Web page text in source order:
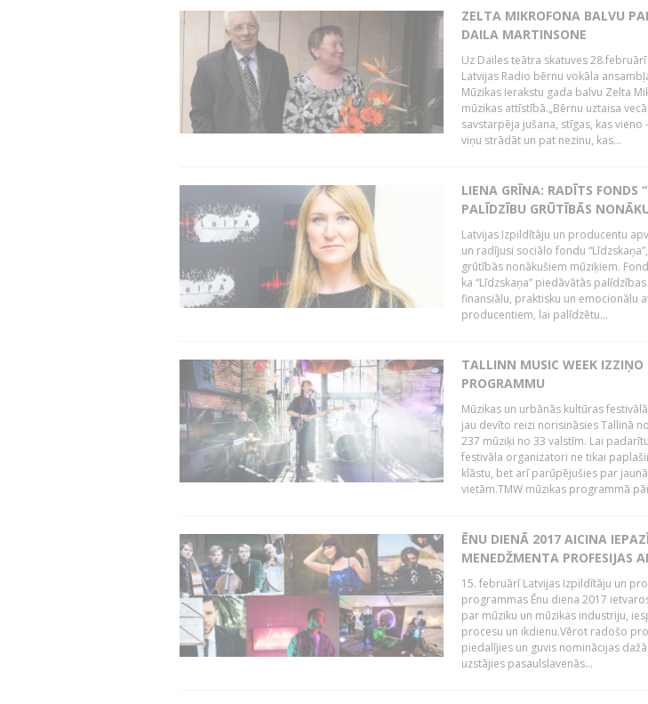
ZELTA MIKROFONA BALVU
DAILA MARTINSONE
Uz Dailes teātra skatuves
Latvijas Radio bērnu vokāla
Mūzikas ierakstu gada balvu Zelta
mūzikas attīstībā.„Bērnu uztaisa
savstarpēja jušana, stīgas, kas
viņu strādāt un pat nezinu, kas...
LIENA GRĪNA: RADĪTS FONDS
PALĪDZĪBU GRŪTĪBĀS
Latvijas Izpildītāju un producentu
un radījusi sociālo fondu
grūtībās nonākušiem mūziķiem.
ka “Līdzskaņa” piedāvātās
finansiālu, praktisku un emocionālu
producentiem, lai palīdzētu...
TALLINN MUSIC WEEK IZZIŅO
PROGRAMMU
Mūzikas un urbānās kultūras
jau devīto reizi norisināsies Tallinā
237 mūziķi no 33 valstīm. Lai
festivāla organizatori ne tikai
klāstu, bet arī parūpējušies par
vietām.TMW mūzikas programmā
ĒNU DIENĀ 2017 AICINA
MENEDŽMENTA PROFESIJAS
15. februārī Latvijas Izpildītāju un
programmas Ēnu diena 2017
par mūziku un mūzikas industriju,
procesu un ikdienu.Vērot radošo
piedalījies un guvis nominācijas
uzstājies pasaulslavenās...